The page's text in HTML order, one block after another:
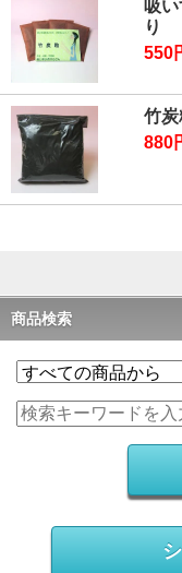
吸
り
550
竹
880
商品検索